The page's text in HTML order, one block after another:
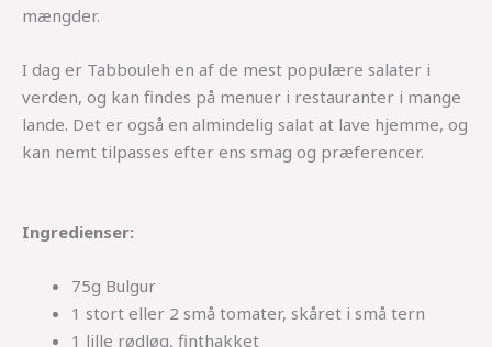
mængder.
I dag er Tabbouleh en af de mest populære salater i
verden, og kan findes på menuer i restauranter i mange
lande. Det er også en almindelig salat at lave hjemme, og
kan nemt tilpasses efter ens smag og præferencer.
Ingredienser:
75g Bulgur
1 stort eller 2 små tomater, skåret i små tern
1 lille rødløg, finthakket